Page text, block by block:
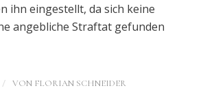
ihn eingestellt, da sich keine
angebliche Straftat gefunden
/ VON FLORIAN SCHNEIDER